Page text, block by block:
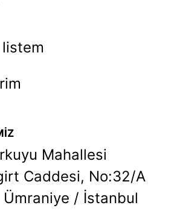
listem
Mahallesi
Caddesi, No:32/A
Ümraniye / İstanbul